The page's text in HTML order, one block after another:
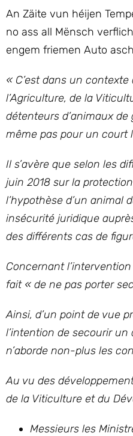
An Zäite vun héijen
no ass all Mënsch
engem friemen Auto
« C’est dans un
l’Agriculture, de la
détenteurs d’animaux
même pas pour un court
Il s’avère que selon les
juin 2018 sur la
l’hypothèse d’un animal
insécurité juridique
des différents cas de
Concernant
fait « de ne pas porter
Ainsi, d’un point de vue
l’intention de secourir
n’aborde non-plus les
Au vu des
de la Viticulture et du
Messieurs les